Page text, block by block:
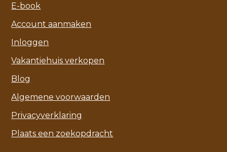
E-book
Account aanmaken
Inloggen
Vakantiehuis verkopen
Blog
Algemene voorwaarden
Privacyverklaring
Plaats een zoekopdracht